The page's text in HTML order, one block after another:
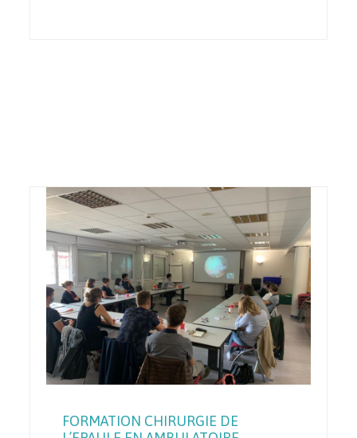
FORMATION CHIRURGIE DE